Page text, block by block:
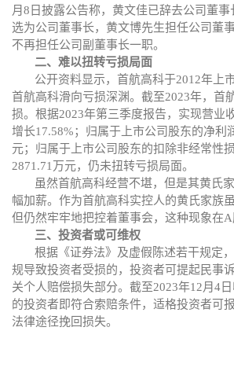
月8日披露公告称，黄文佳已辞去公司董事
选为公司董事长， 黄文博先生担任公司董
不再担任公司副董事长一职。
二、 难以扭转亏损局面
公开资料显示，首航高科于2012年上
首航高科滑向亏损深渊。截至2023年，首
损。根据2023年第三季度报告， 实现营业
增长17.58%；归属于上市公司股东的净利
元；归属于上市公司股东的扣除非经常性
2871.71万元， 仍未扭转亏损局面。
虽然首航高科经营不堪， 但是其黄氏
幅加薪。作为首航高科实控人的黄氏家族
但仍然牢牢地把控着董事会，这种现象在A
三、 投资者或可维权
根据《证券法》及虚假陈述若干规定
规导致投资者受损的，投资者可提起民事
关个人赔偿损失部分。截至2023年12月4
的投资者即符合索赔条件，适格投资者可
法律途径挽回损失。